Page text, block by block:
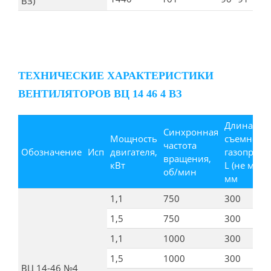
ТЕХНИЧЕСКИЕ ХАРАКТЕРИСТИКИ
ВЕНТИЛЯТОРОВ ВЦ 14 46 4 ВЗ
Обозначение Исп
Мощность
двигателя,
кВт
Синхронная
частота
вращения,
об/мин
Длина
съемного
L (не
мм
ВЦ 14-46 №4
1,1 750
300
1,5
750
300
1,1
1000
300
1,5
1000 300